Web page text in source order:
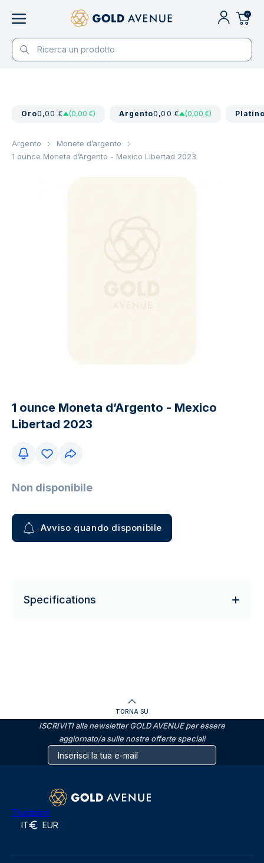
0
Oro0,00 € (0,00 €) Argento0,00 € (0,00 €)
Argento
Monete d’argento
1 ounce Moneta d’Argento - Mexico Libertad 2023
1 ounce Moneta d’Argento - Mexico
Libertad 2023
Non disponibile
Avviso quando disponibile
Specifications
TORNA SU
ISCRIVITI alla newsletter GOLD AVENUE per essere
aggiornato/a sulle nostre offerte speciali
Trustpilot
IT EUR